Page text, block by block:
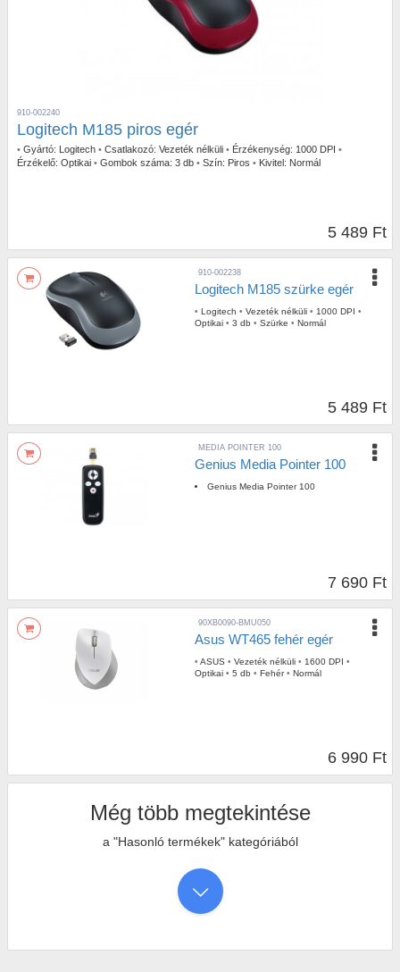
910-002240
Logitech M185 piros egér
• Gyártó: Logitech • Csatlakozó: Vezeték nélküli • Érzékenység: 1000 DPI •
Érzékelő: Optikai • Gombok száma: 3 db • Szín: Piros • Kivitel: Normál
5 489 Ft
910-002238
Logitech M185 szürke egér
• Logitech • Vezeték nélküli • 1000 DPI •
Optikai • 3 db • Szürke • Normál
5 489 Ft
MEDIA POINTER 100
Genius Media Pointer 100
Genius Media Pointer 100
7 690 Ft
90XB0090-BMU050
Asus WT465 fehér egér
• ASUS • Vezeték nélküli • 1600 DPI •
Optikai • 5 db • Fehér • Normál
6 990 Ft
Még több megtekintése
a "Hasonló termékek" kategóriából